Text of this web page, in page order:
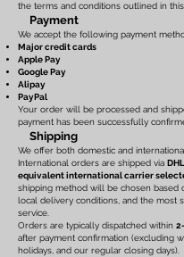
the terms and conditions outlined in this
Payment
We accept the following payment
Major credit cards
Apple Pay
Google Pay
Alipay
PayPal
Your order will be processed and
payment has been successfully
Shipping
We offer both domestic and
International orders are shipped via
equivalent international carrier
shipping method will be chosen based
local delivery conditions, and the most
service.
Orders are typically dispatched within
after payment confirmation (excluding
holidays, and our regular closing days).